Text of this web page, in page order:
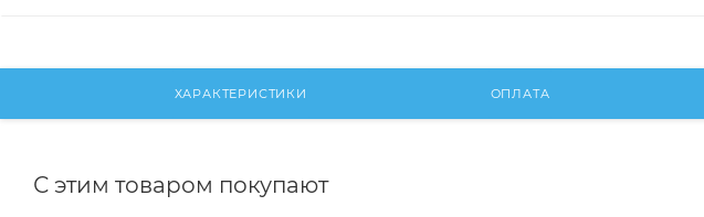
ХАРАКТЕРИСТИКИ ОПЛАТА
С этим товаром покупают